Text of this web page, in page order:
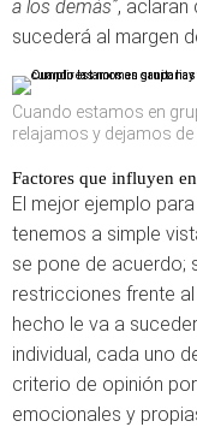
a los demás”, aclaran
sucederá al margen
Cuando estamos en
relajamos y dejamos
Factores que influyen
El mejor ejemplo
tenemos a simple
se pone de acuerdo;
restricciones frente
hecho le va a
individual, cada uno
criterio de opinión
emocionales y